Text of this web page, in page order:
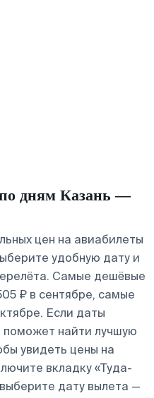
дням Казань —
цен на авиабилеты
удобную дату и
Самые дешёвые
₽ в сентябре, самые
Если даты
поможет найти лучшую
увидеть цены на
вкладку «Туда-
дату вылета —